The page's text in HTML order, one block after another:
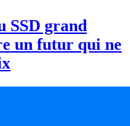
SSD grand
un futur qui ne